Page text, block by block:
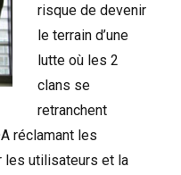
risque de devenir
le terrain d’une
lutte où les 2
clans se
retranchent
réclamant les
les utilisateurs et la